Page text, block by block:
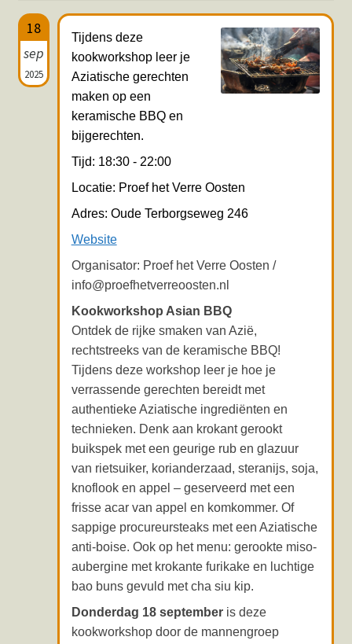
Hotspots en blogs
UIT-agenda
18
sep
2025
Tijdens deze
kookworkshop leer je
Aziatische gerechten
maken op een
keramische BBQ en
bijgerechten.
Tijd: 18:30 - 22:00
Locatie: Proef het Verre Oosten
Adres: Oude Terborgseweg 246
Website
Organisator: Proef het Verre Oosten /
info@proefhetverreoosten.nl
Kookworkshop Asian BBQ
Ontdek de rijke smaken van Azië,
rechtstreeks van de keramische BBQ!
Tijdens deze workshop leer je hoe je
verrassende gerechten bereidt met
authentieke Aziatische ingrediënten en
technieken. Denk aan krokant gerookt
buikspek met een geurige rub en glazuur
van rietsuiker, korianderzaad, steranijs, soja,
knoflook en appel – geserveerd met een
frisse acar van appel en komkommer. Of
sappige procureursteaks met een Aziatische
anti-boise. Ook op het menu: gerookte miso-
aubergine met krokante furikake en luchtige
bao buns gevuld met cha siu kip.
Donderdag 18 september is deze
kookworkshop door de mannengroep